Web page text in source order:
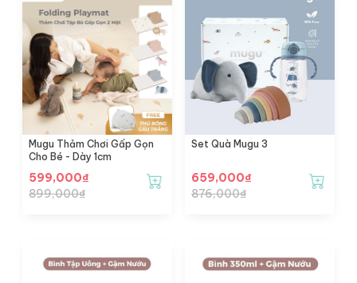
Mugu Thảm Chơi Gấp Gọn
Cho Bé - Dày 1cm
599,000₫
899,000₫
Set Quà Mugu 3
659,000₫
876,000₫